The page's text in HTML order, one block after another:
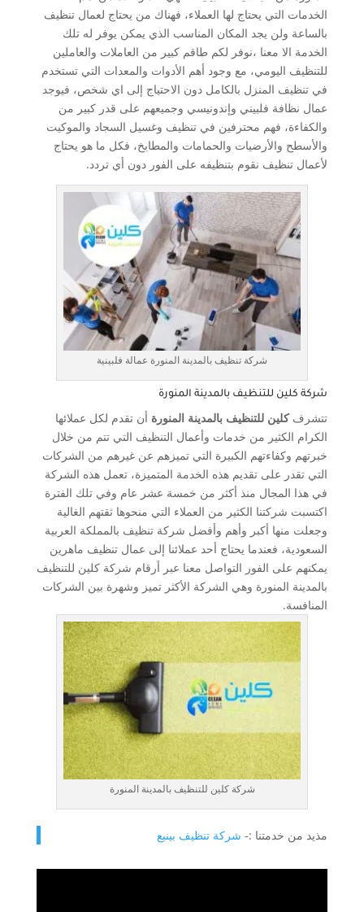
الخدمات التي يحتاج لها العملاء، فهناك من يحتاج لعمال تنظيف
بالساعة ولن يجد المكان المناسب الذي يمكن يوفر له تلك
الخدمة الا معنا ،نوفر لكم طاقم كبير من العاملات والعاملين
للتنظيف اليومي، مع وجود أهم الأدوات والمعدات التي تستخدم
في تنظيف المنزل بالكامل دون الاحتياج إلى اي شخص، فيوجد
عمال نظافة فلبيني وإندونيسي وجميعهم على قدر كبير من
والكفاءة، فهم محترفين في تنظيف وغسيل السجاد والموكيت
والأسطح والأرضيات والحمامات والمطابخ، فكل ما هو يحتاج
لأعمال تنظيف نقوم بتنظيفه على الفور دون أي تردد.
شركة تنظيف بالمدينة المنورة عمالة فلبينية
شركة كلين للتنظيف بالمدينة المنورة
تتشرفكلين للتنظيف بالمدينة المنورة أن تقدم لكل عملائها
الكرام الكثير من خدمات وأعمال التنظيف التي تتم من خلال
خبرتهم وكفاءتهم الكبيرة التي تميزهم عن غيرهم من الشركات
التي تقدر على تقديم هذه الخدمة المتميزة، تعمل هذه الشركة
في هذا المجال منذ أكثر من خمسة عشر عام وفي تلك الفترة
اكتسبت شركتنا الكثير من العملاء التي منحوها ثقتهم الغالية
وجعلت منها أكبر وأهم وأفضل شركة تنظيف بالمملكة العربية
السعودية، فعندما يحتاج أحد عملائنا إلى عمال تنظيف ماهرين
يمكنهم على الفور التواصل معنا عبر أرقام شركة كلين للتنظيف
بالمدينة المنورة وهي الشركة الأكثر تميز وشهرة بين الشركات
المنافسة.
شركة كلين للتنظيف بالمدينة المنورة
مذيد من خدمتنا :- شركة تنظيف بينبع